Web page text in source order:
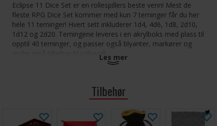
Eclipse 11 Dice Set er en rollespillers beste venn! Mest de
fleste RPG Dice Set kommer med kun 7 terninger får du her
hele 11 terninger! Hvert sett inkluderer 1d4, 4d6, 1d8, 2d10,
1d12 og 2d20. Terningene leveres i en akrylboks med plass til
opptil 40 terninger, og passer også blyanter, markører og
andre små tilbehør til rollespill.
Oppbevaringsboks måler ca 7 x 18 cm (3'' x 7'') og
rommer opptil 40 terninger og en penn/blyant
Ideell for RPG spillere som elsker å koordinere fargene
sine
Les mer
Tilbehør